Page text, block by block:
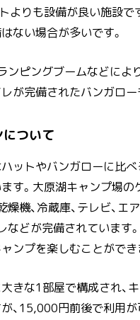
よりも設備が良い施設で
ない場合が多いです。
ンピングブームなどによ
が完備されたバンガロー
ついて
ットやバンガローに比
す。大原湖キャンプ場の
燥機、冷蔵庫、テレビ、エ
などが完備されています
ンプを楽しむことができ
きな1部屋で構成され、
、15,000円前後で利用